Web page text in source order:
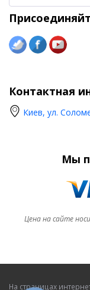
Контактная
Киев, ул.
Мы
Цена на сайте
На страницах